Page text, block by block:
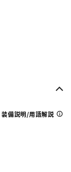
装備説明/用語解説